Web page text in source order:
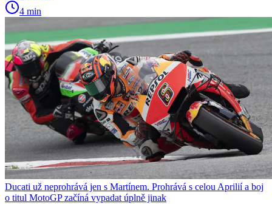
4 min
Ducati už neprohrává jen s Martínem. Prohrává s celou Aprilií a boj
o titul MotoGP začíná vypadat úplně jinak